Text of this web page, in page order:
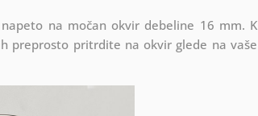
na močan okvir debeline 16 mm. K
preprosto pritrdite na okvir glede na vaše